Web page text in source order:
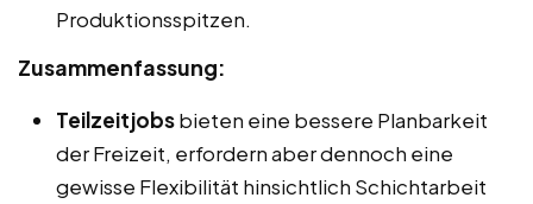
Produktionsspitzen.
Zusammenfassung:
Teilzeitjobsbieten eine bessere Planbarkeit
der Freizeit, erfordern aber dennoch eine
gewisse Flexibilität hinsichtlich Schichtarbeit